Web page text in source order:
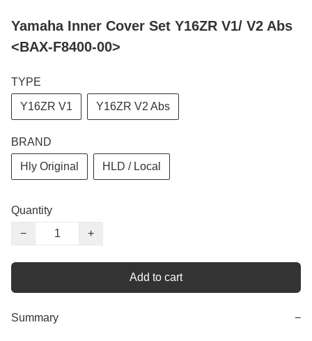
Yamaha Inner Cover Set Y16ZR V1/ V2 Abs
<BAX-F8400-00>
TYPE
Y16ZR V1 Y16ZR V2 Abs
BRAND
Hly Original HLD / Local
Quantity
−
+
Add to cart
Summary −